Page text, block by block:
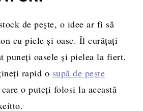
de pește, o idee ar fi să
cu piele și oase. Îl curățați
puneți oasele și pielea la fiert.
rapid o supă de pește
o puteți folosi la această